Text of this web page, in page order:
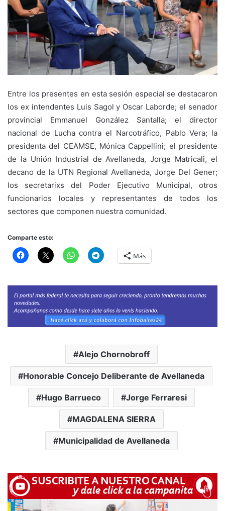
Entre los presentes en esta sesión especial se destacaron
los ex intendentes Luis Sagol y Oscar Laborde; el senador
provincial Emmanuel González Santalla; el director
nacional de Lucha contra el Narcotráfico, Pablo Vera; la
presidenta del CEAMSE, Mónica Cappellini; el presidente
de la Unión Industrial de Avellaneda, Jorge Matricali, el
decano de la UTN Regional Avellaneda, Jorge Del Gener;
los secretarixs del Poder Ejecutivo Municipal, otros
funcionarios locales y representantes de todos los
sectores que componen nuestra comunidad.
Comparte esto:
Más
Alejo Chornobroff
Honorable Concejo Deliberante de Avellaneda
Hugo Barrueco Jorge Ferraresi
MAGDALENA SIERRA
Municipalidad de Avellaneda